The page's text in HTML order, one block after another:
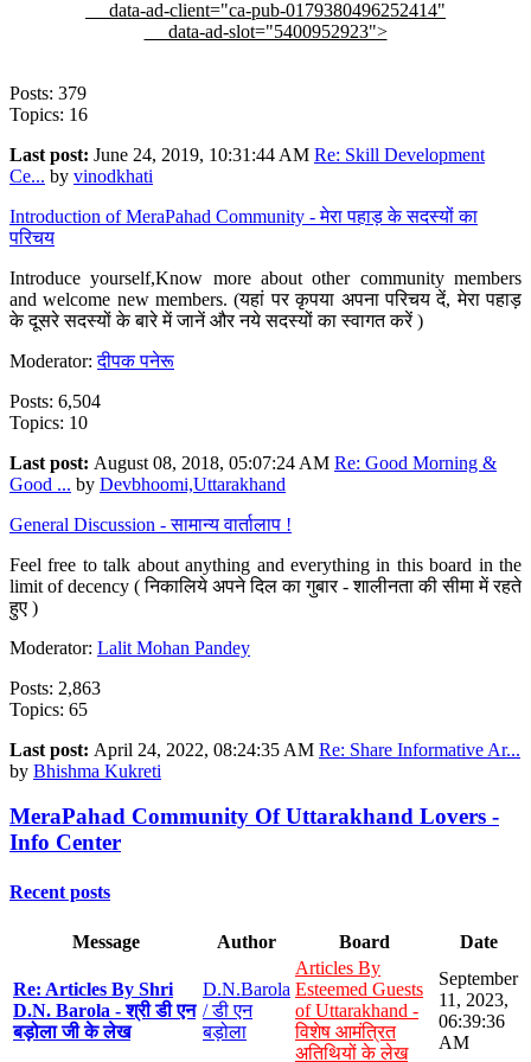
data-ad-client="ca-pub-0179380496252414"
data-ad-slot="5400952923">
Posts: 379
Topics: 16
Last post: June 24, 2019, 10:31:44 AM Re: Skill Development
Ce... by vinodkhati
Introduction of MeraPahad Community - मेरा पहाड़ के सदस्यों का
परिचय
Introduce yourself,Know more about other community members
and welcome new members. (यहां पर कृपया अपना परिचय दें, मेरा पहाड़
के दूसरे सदस्यों के बारे में जानें और नये सदस्यों का स्वागत करें )
Moderator:दीपक पनेरू
Posts: 6,504
Topics: 10
Last post: August 08, 2018, 05:07:24 AM Re: Good Morning &
Good ... by Devbhoomi,Uttarakhand
General Discussion - सामान्य वार्तालाप !
Feel free to talk about anything and everything in this board in the
limit of decency ( निकालिये अपने दिल का गुबार - शालीनता की सीमा में रहते
हुए )
Moderator: Lalit Mohan Pandey
Posts: 2,863
Topics: 65
Last post: April 24, 2022, 08:24:35 AM Re: Share Informative Ar...
by Bhishma Kukreti
MeraPahad Community Of Uttarakhand Lovers -
Info Center
Recent posts
Message Author Board Date
Re: Articles By Shri
D.N. Barola - श्री डी एन
बड़ोला जी के लेख
D.N.Barola
/ डी एन
बड़ोला
Articles By
Esteemed Guests
of Uttarakhand -
विशेष आमंत्रित
अतिथियों के लेख
September
11, 2023,
06:39:36
AM